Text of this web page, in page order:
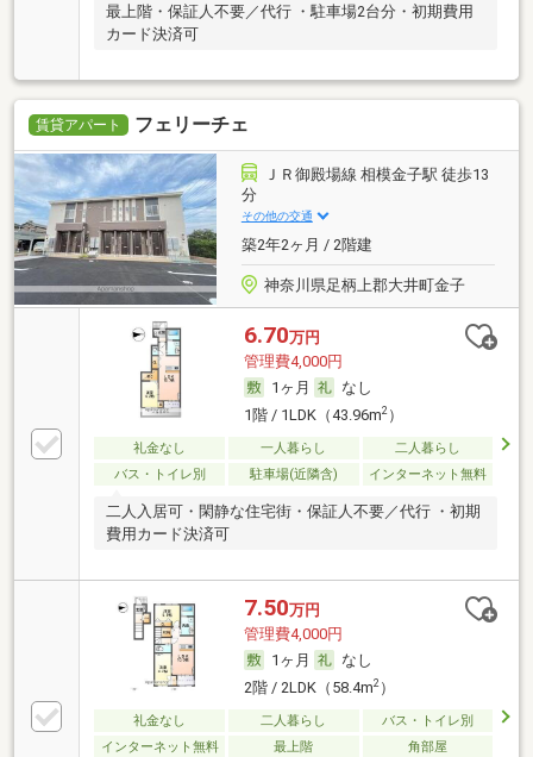
最上階・保証人不要／代行 ・駐車場2台分・初期費用
カード決済可
賃貸アパート フェリーチェ
ＪＲ御殿場線 相模金子駅 徒歩13
分
その他の交通
築2年2ヶ月 / 2階建
神奈川県足柄上郡大井町金子
6.70万円
管理費4,000円
1ヶ月
なし
1階 / 1LDK（43.96m2）
礼金なし 一人暮らし
二人暮らし
バス・トイレ別
駐車場(近隣含) インターネット無料
二人入居可・閑静な住宅街・保証人不要／代行 ・初期
費用カード決済可
7.50万円
管理費4,000円
1ヶ月
なし
2階 / 2LDK（58.4m2）
礼金なし 二人暮らし
バス・トイレ別
インターネット無料
最上階 角部屋